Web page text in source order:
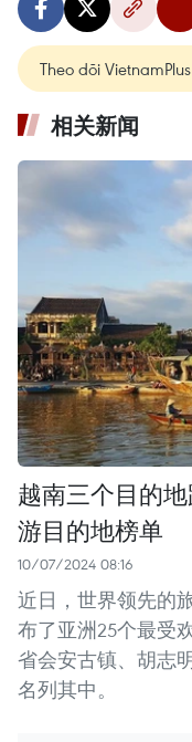
Theo dõi VietnamPlus
相关新闻
越南三个目的
游目的地榜单
10/07/2024 08:16
近日，世界领先的
布了亚洲25个最受
省会安古镇、胡志
名列其中。